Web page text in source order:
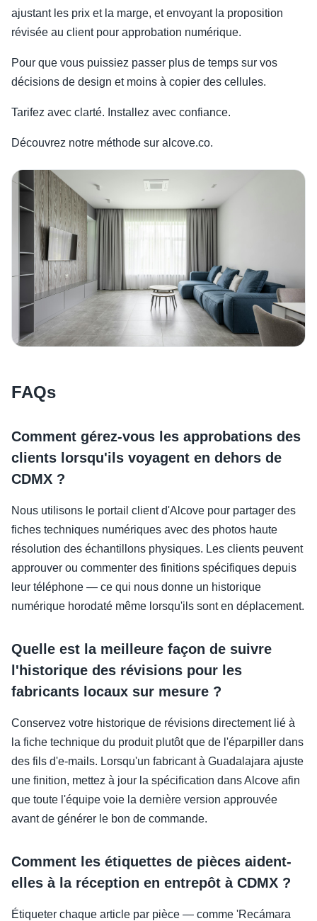
ajustant les prix et la marge, et envoyant la proposition
révisée au client pour approbation numérique.
Pour que vous puissiez passer plus de temps sur vos
décisions de design et moins à copier des cellules.
Tarifez avec clarté. Installez avec confiance.
Découvrez notre méthode sur alcove.co.
FAQs
Comment gérez-vous les approbations des
clients lorsqu'ils voyagent en dehors de
CDMX ?
Nous utilisons le portail client d'Alcove pour partager des
fiches techniques numériques avec des photos haute
résolution des échantillons physiques. Les clients peuvent
approuver ou commenter des finitions spécifiques depuis
leur téléphone — ce qui nous donne un historique
numérique horodaté même lorsqu'ils sont en déplacement.
Quelle est la meilleure façon de suivre
l'historique des révisions pour les
fabricants locaux sur mesure ?
Conservez votre historique de révisions directement lié à
la fiche technique du produit plutôt que de l'éparpiller dans
des fils d'e-mails. Lorsqu'un fabricant à Guadalajara ajuste
une finition, mettez à jour la spécification dans Alcove afin
que toute l'équipe voie la dernière version approuvée
avant de générer le bon de commande.
Comment les étiquettes de pièces aident-
elles à la réception en entrepôt à CDMX ?
Étiqueter chaque article par pièce — comme 'Recámara